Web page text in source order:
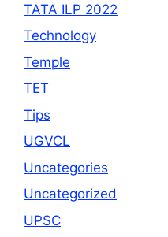
TATA ILP 2022
Technology
Temple
TET
Tips
UGVCL
Uncategories
Uncategorized
UPSC